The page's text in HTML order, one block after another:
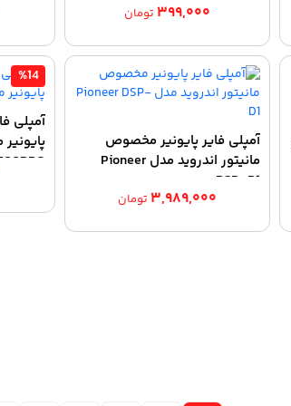
۳۹۹,۰۰۰ تومان
آمپلی فایر پایونیر مخصوص
مانیتور اندروید مدل Pioneer
DSP-D1
۳,۹۸۹,۰۰۰ تومان
%14
آمپلی